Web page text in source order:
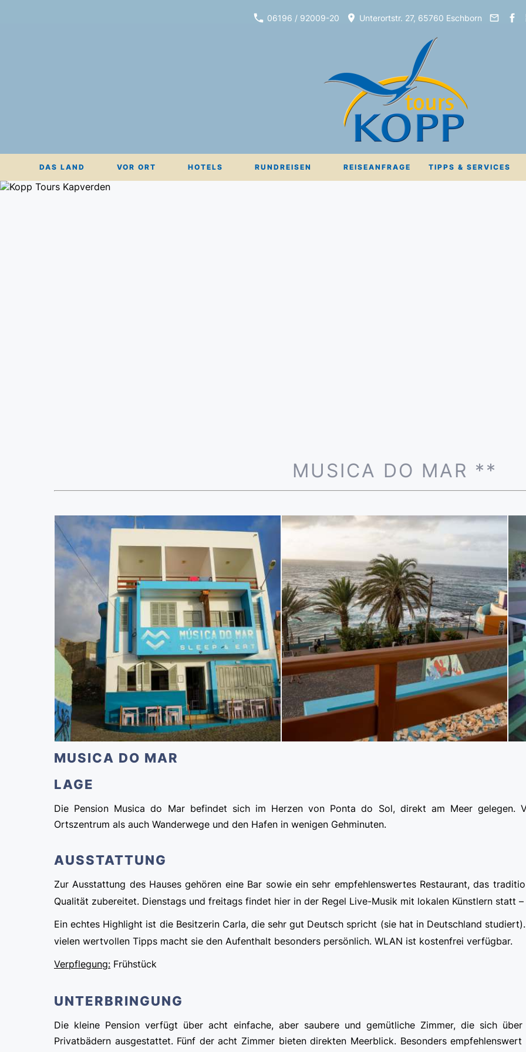
06196 / 92009-20 Unterortstr. 27, 65760 Eschborn
DAS LAND VOR ORT HOTELS RUNDREISEN REISEANFRAGE TIPPS & SERVICES
MUSICA DO MAR **
MUSICA DO MAR
LAGE
Die Pension Musica do Mar befindet sich im Herzen von Ponta do Sol, direkt am Meer gelegen.
Ortszentrum als auch Wanderwege und den Hafen in wenigen Gehminuten.
AUSSTATTUNG
Zur Ausstattung des Hauses gehören eine Bar sowie ein sehr empfehlenswertes Restaurant, das
Qualität zubereitet. Dienstags und freitags findet hier in der Regel Live-Musik mit lokalen Künstlern statt
Ein echtes Highlight ist die Besitzerin Carla, die sehr gut Deutsch spricht (sie hat in Deutschland
vielen wertvollen Tipps macht sie den Aufenthalt besonders persönlich. WLAN ist kostenfrei verfügbar.
Verpflegung: Frühstück
UNTERBRINGUNG
Die kleine Pension verfügt über acht einfache, aber saubere und gemütliche Zimmer, die sich
Privatbädern ausgestattet. Fünf der acht Zimmer bieten direkten Meerblick. Besonders